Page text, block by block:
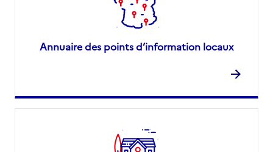
Annuaire des points d’information locaux